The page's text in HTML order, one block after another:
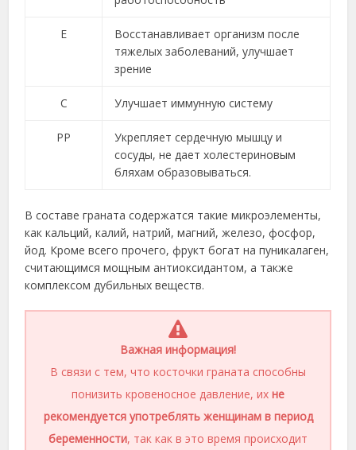
Е
Восстанавливает организм после
тяжелых заболеваний, улучшает
зрение
С Улучшает иммунную систему
РР
Укрепляет сердечную мышцу и
сосуды, не дает холестериновым
бляхам образовываться.
В составе граната содержатся такие микроэлементы,
как кальций, калий, натрий, магний, железо, фосфор,
йод. Кроме всего прочего, фрукт богат на пуникалаген,
считающимся мощным антиоксидантом, а также
комплексом дубильных веществ.
Важная информация!
В связи с тем, что косточки граната способны
понизить кровеносное давление, их не
рекомендуется употреблять женщинам в период
беременности, так как в это время происходит